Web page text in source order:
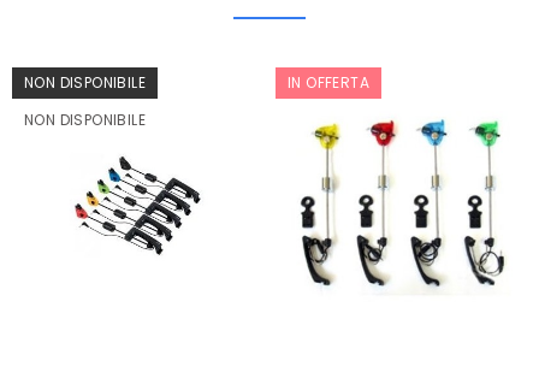
NON DISPONIBILE
NON DISPONIBILE
IN OFFERTA